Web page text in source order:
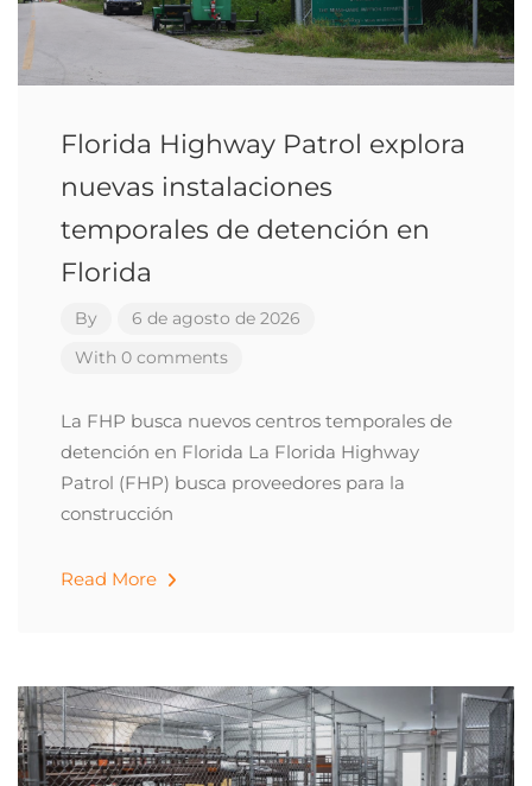
Florida Highway Patrol explora
nuevas instalaciones
temporales de detención en
Florida
By
6 de agosto de 2026
With 0 comments
La FHP busca nuevos centros temporales de
detención en Florida La Florida Highway
Patrol (FHP) busca proveedores para la
construcción
Read More